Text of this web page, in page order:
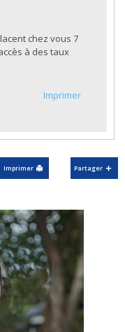
chez vous 7
à des taux
Imprimer
Imprimer Partager